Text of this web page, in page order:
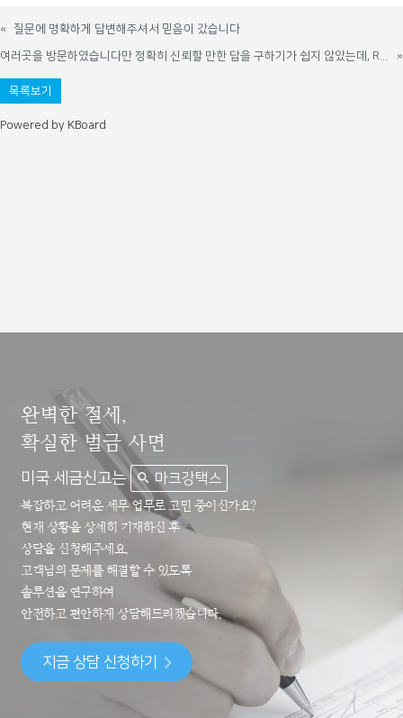
« 질문에 명확하게 답변해주셔서 믿음이 갔습니다
»
목록보기
Powered by KBoard
완벽한 절세,
확실한 벌금 사면
미국 세금신고는 마크강택스
복잡하고 어려운 세무 업무로 고민 중이신가요?
현재 상황을 상세히 기재하신 후
상담을 신청해주세요.
고객님의 문제를 해결할 수 있도록
솔루션을 연구하여
안전하고 편안하게 상담해드리겠습니다.
지금 상담 신청하기